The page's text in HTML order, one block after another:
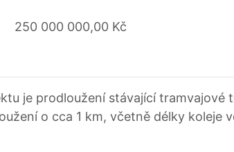
250 000 000,00 Kč
je prodloužení stávající
o cca 1 km, včetně délky koleje